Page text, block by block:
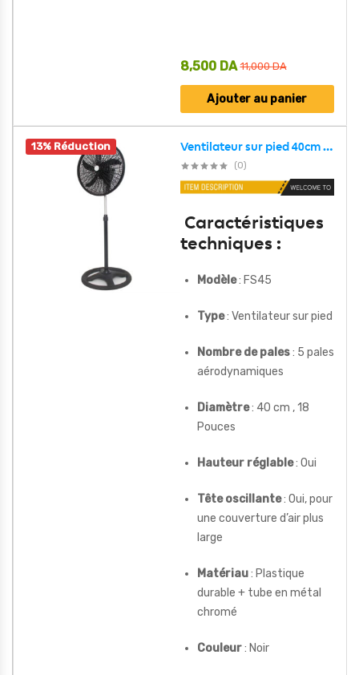
11,000DA
8,500 DA
Ajouter au panier
13% Réduction Ventilateur sur pied 40cm avec rotation à 360 degrés 3 vitesses – مروحة حجم كبير
(0)
Caractéristiques
techniques :
Modèle: FS45
Type: Ventilateur sur pied
Nombre de pales: 5 pales
aérodynamiques
Diamètre: 40 cm , 18
Pouces
Hauteur réglable: Oui
Tête oscillante: Oui, pour
une couverture d’air plus
large
Matériau: Plastique
durable + tube en métal
chromé
Couleur: Noir